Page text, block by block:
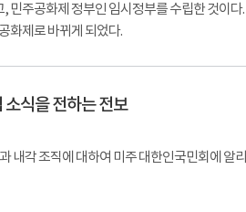
민주공화제 정부인 임시정부를 수립한 것이다
화제로 바뀌게 되었다.
식을 전하는 전보
내각 조직에 대하여 미주 대한인국민회에 알